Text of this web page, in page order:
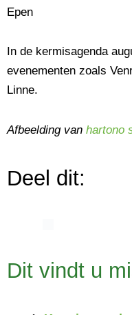
Epen
In de kermisagenda
evenementen zoals
Linne.
Afbeelding van hartono
Deel dit:
Dit vindt u